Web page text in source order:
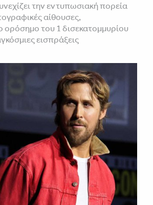
την εντυπωσιακή πορεία
αίθουσες,
ορόσημο του 1 δισεκατομμυρίου
εισπράξεις